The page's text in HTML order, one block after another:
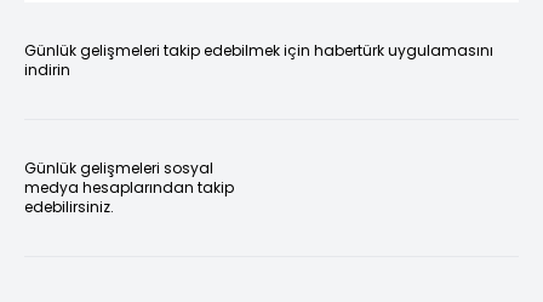
Günlük gelişmeleri takip edebilmek için habertürk uygulamasını
indirin
Günlük gelişmeleri sosyal
medya hesaplarından takip
edebilirsiniz.